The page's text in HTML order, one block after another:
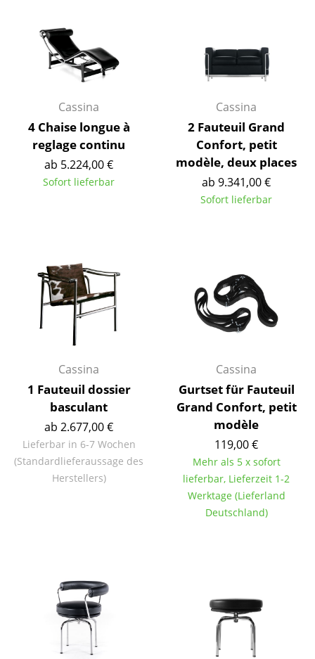
TV Möbel
Beistell- & Rollcontainer
Garderoben
Kleinaufbewahrung
Einzelteile
Hängeleuchten & Deckenleuchten
Tischleuchten
Schreibtischleuchten
Bodenleuchten
Wandleuchten
Outdoor-Leuchten
Akkuleuchten
Einzelbetten
Stapelbetten
Kinderbetten
Cassina
4 Chaise longue à
reglage continu
ab 5.224,00 €
Sofort lieferbar
Cassina
2 Fauteuil Grand
Confort, petit
modèle, deux places
ab 9.341,00 €
Sofort lieferbar
Cassina
1 Fauteuil dossier
basculant
ab 2.677,00 €
Lieferbar in 6-7 Wochen
(Standardlieferaussage des
Herstellers)
Cassina
Gurtset für Fauteuil
Grand Confort, petit
modèle
119,00 €
Mehr als 5 x sofort
lieferbar, Lieferzeit 1-2
Werktage (Lieferland
Deutschland)